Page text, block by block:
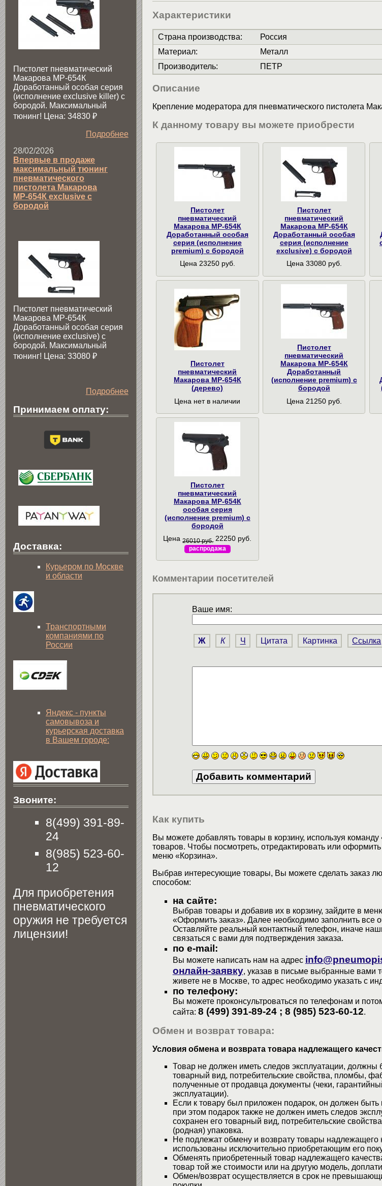
Характеристики
Страна производства:
Россия
Материал:
Металл
Производитель: ПЕТР
Описание
Крепление модератора для пневматического пистолета
К данному товару вы можете приобрести
Пистолет
пневматический
Макарова МР-654К
Доработанный особая
серия (исполнение
premium) с бородой
Цена 23250 руб.
Пистолет
пневматический
Макарова МР-654К
Доработанный особая
серия (исполнение
exclusive) с бородой
Цена 33080 руб.
Пистолет
пневматический
Макарова МР-654К
(дерево)
Цена нет в наличии
Пистолет
пневматический
Макарова МР-654К
Доработанный
(исполнение premium) с
бородой
Цена 21250 руб.
Пистолет
пневматический
Макарова МР-654К
особая серия
(исполнение premium) с
бородой
Цена26010 руб. 22250 руб.
распродажа
Комментарии посетителей
Ваше имя:
Ж К Ч Цитата Картинка Ссылка
Как купить
Вы можете добавлять товары в корзину, используя команду
товаров. Чтобы посмотреть, отредактировать или
меню «Корзина».
Выбрав интересующие товары, Вы можете сделать заказ
способом:
на сайте:
Выбрав товары и добавив их в корзину, зайдите в
«Оформить заказ». Далее необходимо заполнить все
Оставляйте реальный контактный телефон, иначе
связаться с вами для подтверждения заказа.
по e-mail:
Вы можете написать нам на адрес
онлайн-заявку, указав в письме выбранные вами
живете не в Москве, то адрес необходимо указать с
по телефону:
Вы можете проконсультроваться по телефонам и
сайта: 8 (499) 391-89-24 ; 8 (985) 523-60-12.
Обмен и возврат товара:
Условия обмена и возврата товара надлежащего
Товар не должен иметь следов эксплуатации, должны
товарный вид, потребительские свойства, пломбы,
полученные от продавца документы (чеки,
эксплуатации).
Если к товару был приложен подарок, он должен быть
при этом подарок также не должен иметь следов
сохранен его товарный вид, потребительские
(родная) упаковка.
Не подлежат обмену и возврату товары надлежащего
использованы исключительно приобретающим его
Обменять приобретенный товар надлежащего
товар той же стоимости или на другую модель,
Обмен/возврат осуществляется в срок не
Пистолет пневматический
Макарова МР-654К
Доработанный особая серия
(исполнение exclusive killer) с
бородой. Максимальный
тюнинг! Цена: 34830 ₽
Подробнее
28/02/2026
Впервые в продаже
максимальный тюнинг
пневматического
пистолета Макарова
МР-654К exclusive с
бородой
Пистолет пневматический
Макарова МР-654К
Доработанный особая серия
(исполнение exclusive) c
бородой. Максимальный
тюнинг! Цена: 33080 ₽
Подробнее
Принимаем оплату:
Доставка:
Курьером по Москве
и области
Транспортными
компаниями по
России
Яндекс - пункты
самовывоза и
курьерская доставка
в Вашем городе:
Звоните:
8(499) 391-89-
24
8(985) 523-60-
12
Для приобретения
пневматического
оружия не требуется
лицензии!